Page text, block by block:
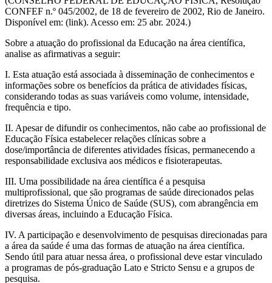
CONFEF n.º 045/2002, de 18 de fevereiro de 2002, Rio de Janeiro.
Disponível em: (link). Acesso em: 25 abr. 2024.)
Sobre a atuação do profissional da Educação na área científica,
analise as afirmativas a seguir:
I. Esta atuação está associada à disseminação de conhecimentos e
informações sobre os benefícios da prática de atividades físicas,
considerando todas as suas variáveis como volume, intensidade,
frequência e tipo.
II. Apesar de difundir os conhecimentos, não cabe ao profissional de
Educação Física estabelecer relações clínicas sobre a
dose/importância de diferentes atividades físicas, permanecendo a
responsabilidade exclusiva aos médicos e fisioterapeutas.
III. Uma possibilidade na área científica é a pesquisa
multiprofissional, que são programas de saúde direcionados pelas
diretrizes do Sistema Único de Saúde (SUS), com abrangência em
diversas áreas, incluindo a Educação Física.
IV. A participação e desenvolvimento de pesquisas direcionadas para
a área da saúde é uma das formas de atuação na área científica.
Sendo útil para atuar nessa área, o profissional deve estar vinculado
a programas de pós-graduação Lato e Stricto Sensu e a grupos de
pesquisa.